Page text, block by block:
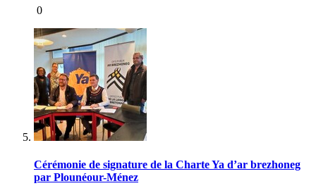
0
Cérémonie de signature de la Charte Ya d’ar brezhoneg
par Plounéour-Ménez